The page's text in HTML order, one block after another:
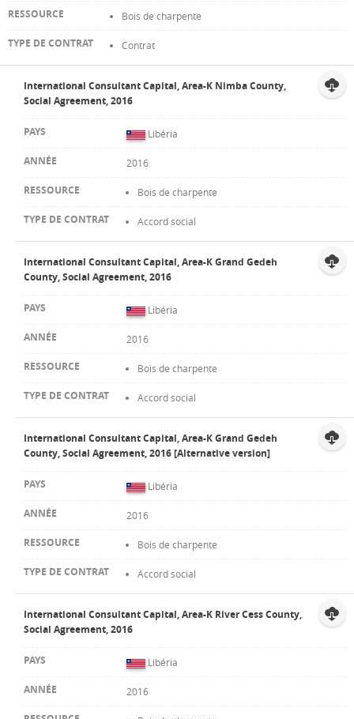
Bois de charpente
Contrat
International Consultant Capital, Area-K Nimba County,
Social Agreement, 2016
Libéria
2016
Bois de charpente
Accord social
International Consultant Capital, Area-K Grand Gedeh
County, Social Agreement, 2016
Libéria
2016
Bois de charpente
Accord social
International Consultant Capital, Area-K Grand Gedeh
County, Social Agreement, 2016 [Alternative version]
Libéria
2016
Bois de charpente
Accord social
International Consultant Capital, Area-K River Cess County,
Social Agreement, 2016
Libéria
2016